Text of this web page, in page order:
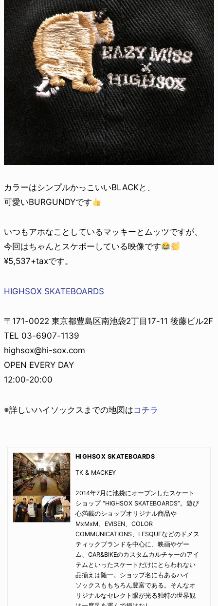
カラーはシンプルかっこいいBLACKと、
可愛いBURGUNDYです
いつもアホなことしているマッキーとムッツですが、
今回はちゃんとスケボーしている映像です
¥5,537+taxです。
HIGHSOX SKATEBOARDS
〒171-0022 東京都豊島区南池袋2丁目17-11 後藤ビル2F
TEL 03-6907-1139
highsox@hi-sox.com
OPEN EVERY DAY
12:00-20:00
※詳しいハイソックスまでの地図はコチラ
HIGHSOX SKATEBOARDS
TK & MACKEY
2014年7月に池袋にオープンしたスケート
ショップ “HIGHSOX SKATEBOARDS”。遊び
心満載のショップオリジナル商品や
MxMxM、EVISEN、COLOR
COMMUNICATIONS、LESQUEなどのドメス
ティックブランドを中心に、映画やゲー
ム、CAR&BIKEのカスタムカルチャーのアイ
テムといったスケートだけにとらわれない
品揃えは随一。ショップ名にもあるハイ
ソックスももちろん豊富である。そんなオ
リジナルなセレクト眼が光る独特の世界観